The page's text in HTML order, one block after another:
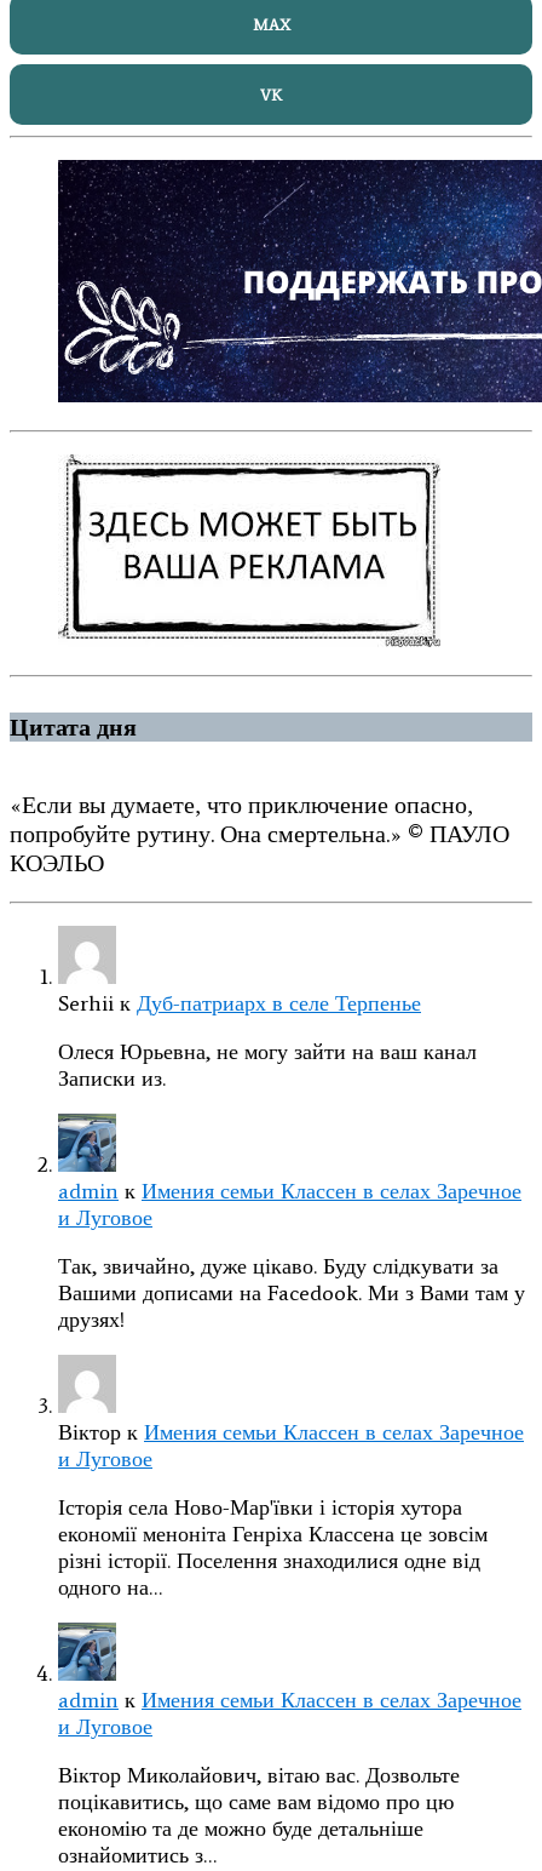
MAX
VK
Цитата дня
«Если вы думаете, что приключение опасно,
попробуйте рутину. Она смертельна.» © ПАУЛО
КОЭЛЬО
Serhii к Дуб-патриарх в селе Терпенье
Олеся Юрьевна, не могу зайти на ваш канал
Записки из.
admin к Имения семьи Классен в селах Заречное
и Луговое
Так, звичайно, дуже цікаво. Буду слідкувати за
Вашими дописами на Facedook. Ми з Вами там у
друзях!
Віктор к Имения семьи Классен в селах Заречное
и Луговое
Історія села Ново-Мар'ївки і історія хутора
економії меноніта Генріха Классена це зовсім
різні історії. Поселення знаходилися одне від
одного на…
admin к Имения семьи Классен в селах Заречное
и Луговое
Віктор Миколайович, вітаю вас. Дозвольте
поцікавитись, що саме вам відомо про цю
економію та де можно буде детальніше
ознайомитись з…